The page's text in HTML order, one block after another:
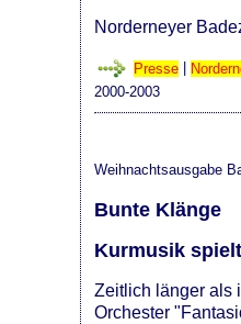
Norderneyer
Presse
2000-2003
Weihnachtsausgabe
Bunte Klänge
Kurmusik
Zeitlich länger als
Orchester